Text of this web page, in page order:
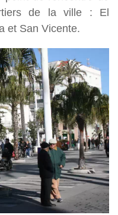
de la ville : El
et San Vicente.